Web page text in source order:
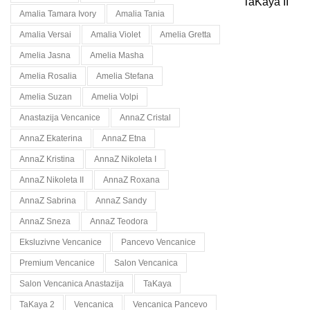
Amalia Tamara Ivory Amalia Tania
Amalia Versai Amalia Violet Amelia Gretta
Amelia Jasna Amelia Masha
Amelia Rosalia Amelia Stefana
Amelia Suzan Amelia Volpi
Anastazija Vencanice AnnaZ Cristal
AnnaZ Ekaterina AnnaZ Etna
AnnaZ Kristina AnnaZ Nikoleta I
AnnaZ Nikoleta II AnnaZ Roxana
AnnaZ Sabrina AnnaZ Sandy
AnnaZ Sneza AnnaZ Teodora
Eksluzivne Vencanice Pancevo Vencanice
Premium Vencanice Salon Vencanica
Salon Vencanica Anastazija TaKaya
TaKaya 2 Vencanica Vencanica Pancevo